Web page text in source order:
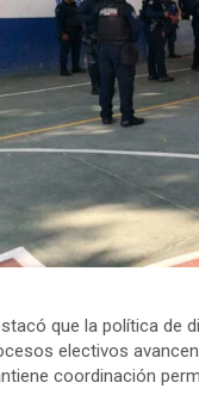
que la política de
electivos
coordinación